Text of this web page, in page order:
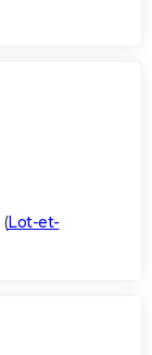
(Lot-et-